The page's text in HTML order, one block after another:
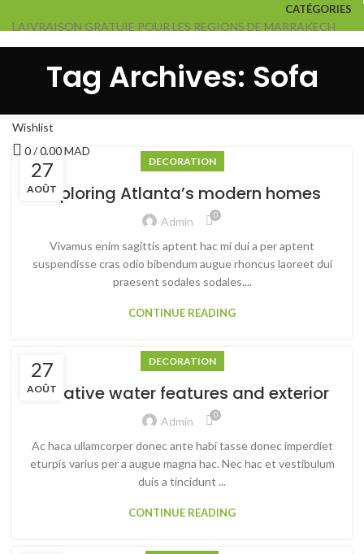
CATÉGORIES
LAIVRAISON GRATUIE POUR LES REGIONS DE MARRAKECH
PARASOLS
TRANSATS
Login / Register
Wishlist
0/0,00MAD
Menu
Tag Archives: Sofa
27
AOÛT
DECORATION
Exploring Atlanta’s modern homes
Admin 0
Vivamus enim sagittis aptent hac mi dui a per aptent
suspendisse cras odio bibendum augue rhoncus laoreet dui
praesent sodales sodales....
CONTINUE READING
27
AOÛT
DECORATION
Creative water features and exterior
Admin 0
Ac haca ullamcorper donec ante habi tasse donec imperdiet
eturpis varius per a augue magna hac. Nec hac et vestibulum
duis a tincidunt ...
CONTINUE READING